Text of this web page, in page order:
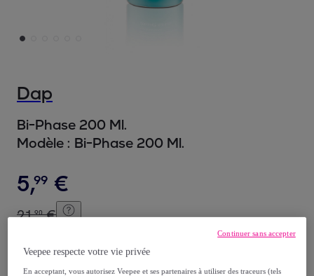
Dap
Bi-Phase 200 Ml.
Modèle : Bi-Phase 200 Ml.
5,99 €
21,90 €
Vendu parPostquam Cosmetic
Veepee respecte votre vie privée
En acceptant, vous autorisez Veepee et ses partenaires à utiliser des traceurs (tels
Continuer sans accepter